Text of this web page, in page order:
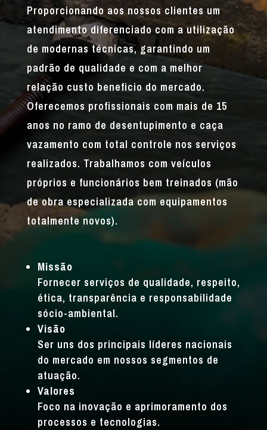
Proporcionando aos nossos clientes um
atendimento diferenciado com a utilização
de modernas técnicas, garantindo um
padrão de qualidade e com a melhor
relação custo beneficio do mercado.
Oferecemos profissionais com mais de 15
anos no ramo de desentupimento e caça
vazamento com total controle nos serviços
realizados. Trabalhamos com veículos
próprios e funcionários bem treinados (mão
de obra especializada com equipamentos
totalmente novos).
Missão
Fornecer serviços de qualidade, respeito,
ética, transparência e responsabilidade
sócio-ambiental.
Visão
Ser uns dos principais líderes nacionais
do mercado em nossos segmentos de
atuação.
Valores
Foco na inovação e aprimoramento dos
processos e tecnologias.